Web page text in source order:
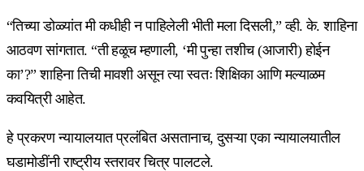
“तिच्या डोळ्यांत मी कधीही न पाहिलेली भीती मला दिसली,” व्ही. के. शाहिना
आठवण सांगतात. “ती हळूच म्हणाली, ‘मी पुन्हा तशीच (आजारी) होईन
का’?” शाहिना तिची मावशी असून त्या स्वतः शिक्षिका आणि मल्याळम
कवयित्री आहेत.
हे प्रकरण न्यायालयात प्रलंबित असतानाच, दुसऱ्या एका न्यायालयातील
घडामोडींनी राष्ट्रीय स्तरावर चित्र पालटले.